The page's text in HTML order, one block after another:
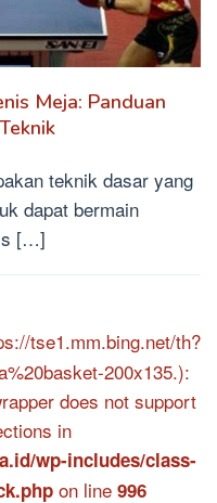
Meja: Panduan
teknik dasar yang
dapat bermain
[…]
tse1.mm.bing.net/th?
200x135.):
does not support
in
wp-includes/class-
on line 996